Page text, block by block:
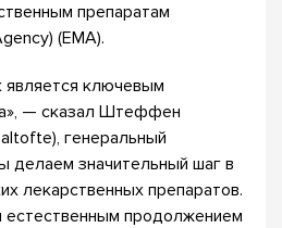
препаратам
(EMA).
является ключевым
— сказал Штеффен
генеральный
делаем значительный шаг в
лекарственных препаратов.
естественным продолжением